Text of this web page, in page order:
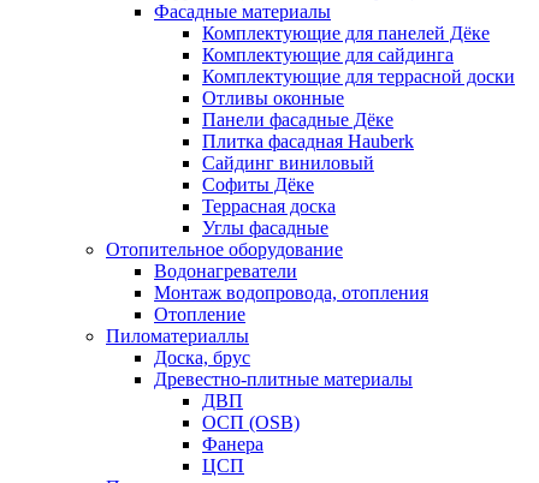
Фасадные материалы
Комплектующие для панелей Дёке
Комплектующие для сайдинга
Комплектующие для террасной доски
Отливы оконные
Панели фасадные Дёке
Плитка фасадная Hauberk
Сайдинг виниловый
Софиты Дёке
Террасная доска
Углы фасадные
Отопительное оборудование
Водонагреватели
Монтаж водопровода, отопления
Отопление
Пиломатериаллы
Доска, брус
Древестно-плитные материалы
ДВП
ОСП (OSB)
Фанера
ЦСП